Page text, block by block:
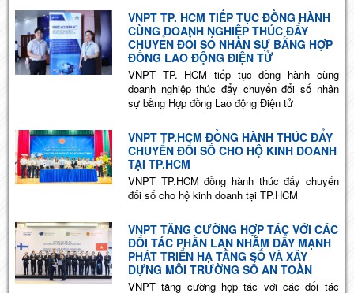
VNPT TP. HCM TIẾP TỤC ĐỒNG HÀNH
CÙNG DOANH NGHIỆP THÚC ĐẨY
CHUYỂN ĐỔI SỐ NHÂN SỰ BẰNG HỢP
ĐỒNG LAO ĐỘNG ĐIỆN TỬ
VNPT TP. HCM tiếp tục đồng hành cùng
doanh nghiệp thúc đẩy chuyển đổi số nhân
sự bằng Hợp đồng Lao động Điện tử
VNPT TP.HCM ĐỒNG HÀNH THÚC ĐẨY
CHUYỂN ĐỔI SỐ CHO HỘ KINH DOANH
TẠI TP.HCM
VNPT TP.HCM đồng hành thúc đẩy chuyển
đổi số cho hộ kinh doanh tại TP.HCM
VNPT TĂNG CƯỜNG HỢP TÁC VỚI CÁC
ĐỐI TÁC PHẦN LAN NHẰM ĐẨY MẠNH
PHÁT TRIỂN HẠ TẦNG SỐ VÀ XÂY
DỰNG MÔI TRƯỜNG SỐ AN TOÀN
VNPT tăng cường hợp tác với các đối tác